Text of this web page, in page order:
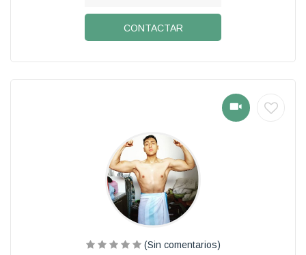
CONTACTAR
(Sin comentarios)